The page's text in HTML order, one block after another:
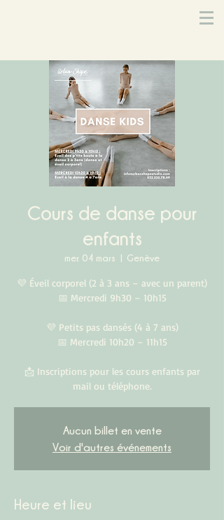
Cours de danse pour
enfants
mer. 04 mars
  |
Genève
💜 Éveil corporel (2 à 3 ans – avec un parent)
📅 Mercredi 9h30 – 10h15
💜 Petits pas dansés (4 à 7 ans)
📅 Mercredi 10h20 – 11h15
📩 Inscriptions pour les cours enfants par
mail ou téléphone.
Aucun billet en vente
Voir d'autres événements
Heure et lieu